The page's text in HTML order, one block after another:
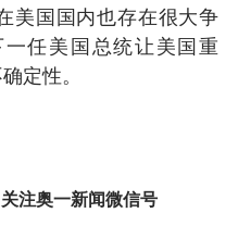
美国国内也存在很大争
任美国总统让美国重
定性。
注奥一新闻微信号